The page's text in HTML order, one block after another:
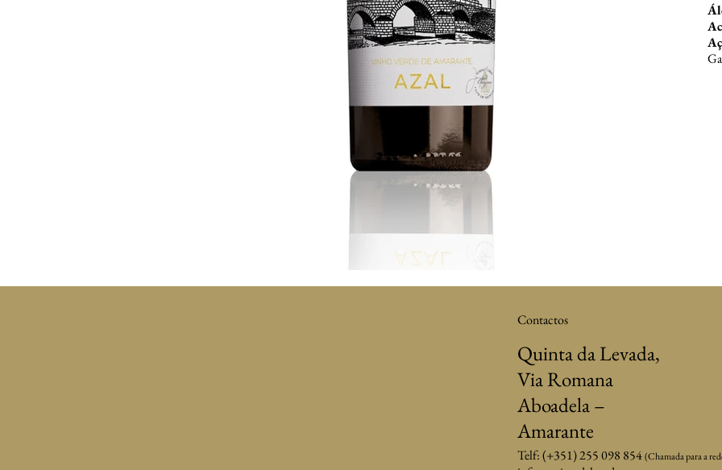
Contactos
Quinta da Levada,
Via Romana
Aboadela –
Amarante
Telf: (+351) 255 098 854(Chamada para a